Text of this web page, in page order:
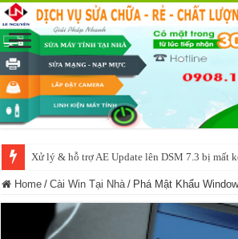
NAS IO DATA N3160 2BAY 4BAY – chạy
Home / Cài Win Tại Nhà / Phá Mật Khẩu